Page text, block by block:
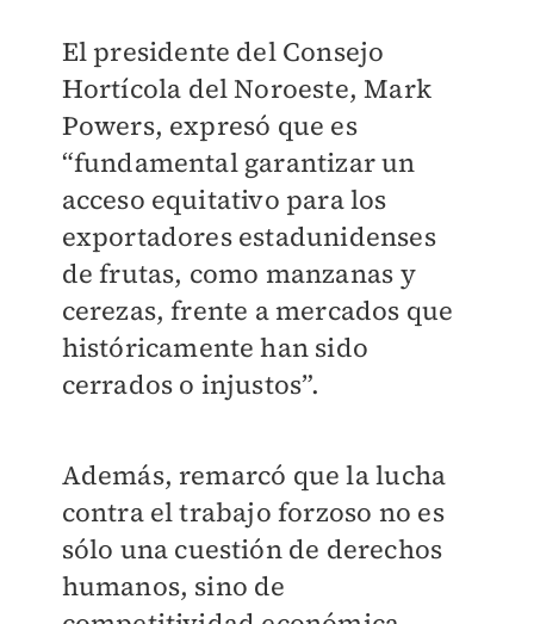
El presidente del Consejo
Hortícola del Noroeste, Mark
Powers, expresó que es
“fundamental garantizar un
acceso equitativo para los
exportadores estadunidenses
de frutas, como manzanas y
cerezas, frente a mercados que
históricamente han sido
cerrados o injustos”.
Además, remarcó que la lucha
contra el trabajo forzoso no es
sólo una cuestión de derechos
humanos, sino de